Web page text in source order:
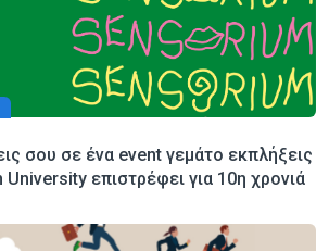
σου σε ένα event γεμάτο εκπλήξεις
επιστρέφει για 10η χρονιά